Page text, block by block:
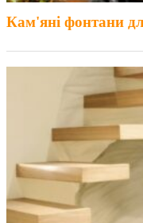
Кам'яні фонтани